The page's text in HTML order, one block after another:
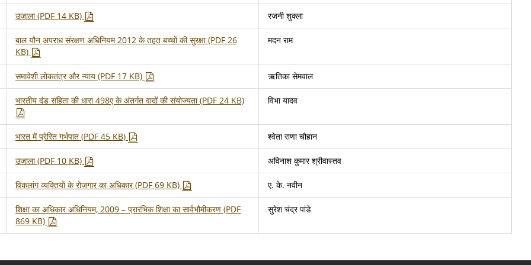
उजाला (PDF 14 KB) रजनी शुक्ला
बाल यौन अपराध संरक्षण अधिनियम 2012 के तहत बच्चों की सुरक्षा (PDF 26
KB)
मदन राम
समावेशी लोकतंत्र और न्याय (PDF 17 KB) ऋतिका सेमवाल
भारतीय दंड संहिता की धारा 498ए के अंतर्गत वादों की संयोज्यता (PDF 24 KB) विभा यादव
भारत में प्रेरित गर्भपात (PDF 45 KB) श्वेता राणा चौहान
उजाला (PDF 10 KB) अविनाश कुमार श्रीवास्तव
विकलांग व्यक्तियों के रोजगार का अधिकार (PDF 69 KB) ए. के. नवीन
शिक्षा का अधिकार अधिनियम, 2009 – प्रारंभिक शिक्षा का सार्वभौमीकरण (PDF
869 KB)
सुरेश चंद्र पांडे